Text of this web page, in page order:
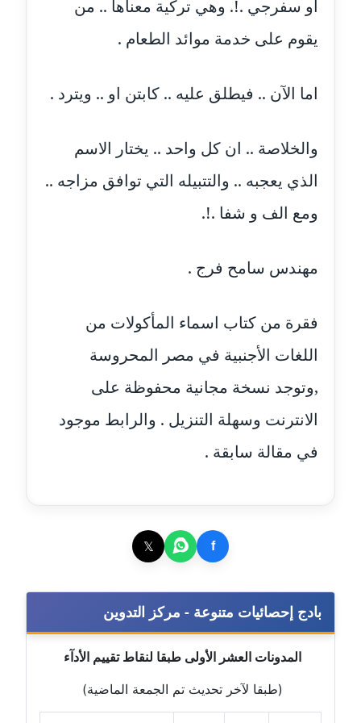
مدونة ايمان النادي
مدونة ايمان صلاح
مدونة ايمان عبد الحليم
عاملة
مدونة ايمان عماد
مدونة ايمان قادري
مدونة ايمن موسي
عاملة
مدونة إيناس عراقي
عاملة
مدونة آيه ابو زهرة
مدونة آية عبد العزيز
عاملة
مدونة ايهاب همام
عاملة
او سفرجي .!. وهي تركية معناها .. من
يقوم على خدمة موائد الطعام .
اما الآن .. فيطلق عليه .. كابتن او .. ويترد .
والخلاصة .. ان كل واحد .. يختار الاسم
الذي يعجبه .. والتتبيله التي توافق مزاجه ..
ومع الف و شفا .!.
مهندس سامح فرج .
فقرة من كتاب اسماء المأكولات من
اللغات الأجنبية في مصر المحروسة
,وتوجد نسخة مجانية محفوظة على
الانترنت وسهلة التنزيل . والرابط موجود
في مقالة سابقة .
f
𝕏
بادج إحصائيات متنوعة - مركز التدوين
المدونات العشر الأولى طبقا لنقاط تقييم الأدآء
(طبقا لآخر تحديث تم الجمعة الماضية)